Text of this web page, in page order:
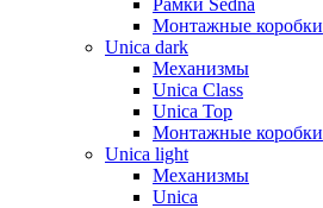
Рамки Sedna
Монтажные коробки
Unica dark
Механизмы
Unica Class
Unica Top
Монтажные коробки
Unica light
Механизмы
Unica